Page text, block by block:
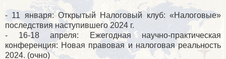
- 11 января: Открытый Налоговый клуб: «Налоговые»
последствия наступившего 2024 г.
- 16-18 апреля: Ежегодная научно-практическая
конференция: Новая правовая и налоговая реальность
2024. (очно)